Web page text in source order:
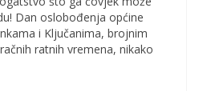
Dan oslobođenja općine
i Ključanima, brojnim
ratnih vremena, nikako